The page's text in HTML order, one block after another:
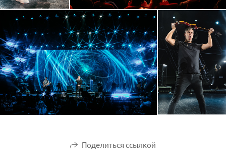
Поделиться ссылкой